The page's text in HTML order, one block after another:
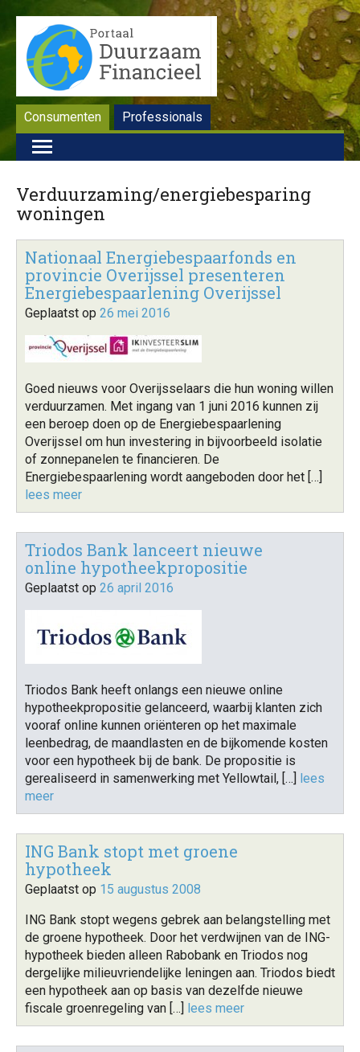
Consumenten Professionals
Verduurzaming/energiebesparing
woningen
Nationaal Energiebespaarfonds en
provincie Overijssel presenteren
Energiebespaarlening Overijssel
Geplaatst op 26 mei 2016
Goed nieuws voor Overijsselaars die hun woning willen
verduurzamen. Met ingang van 1 juni 2016 kunnen zij
een beroep doen op de Energiebespaarlening
Overijssel om hun investering in bijvoorbeeld isolatie
of zonnepanelen te financieren. De
Energiebespaarlening wordt aangeboden door het […]
lees meer
Triodos Bank lanceert nieuwe
online hypotheekpropositie
Geplaatst op 26 april 2016
Triodos Bank heeft onlangs een nieuwe online
hypotheekpropositie gelanceerd, waarbij klanten zich
vooraf online kunnen oriënteren op het maximale
leenbedrag, de maandlasten en de bijkomende kosten
voor een hypotheek bij de bank. De propositie is
gerealiseerd in samenwerking met Yellowtail, […] lees
meer
ING Bank stopt met groene
hypotheek
Geplaatst op 15 augustus 2008
ING Bank stopt wegens gebrek aan belangstelling met
de groene hypotheek. Door het verdwijnen van de ING-
hypotheek bieden alleen Rabobank en Triodos nog
dergelijke milieuvriendelijke leningen aan. Triodos biedt
een hypotheek aan op basis van dezelfde nieuwe
fiscale groenregeling van […] lees meer